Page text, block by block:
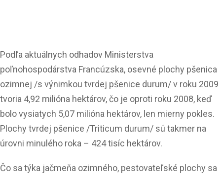
Podľa aktuálnych odhadov Ministerstva
poľnohospodárstva Francúzska, osevné plochy pšenica
ozimnej /s výnimkou tvrdej pšenice durum/ v roku 2009
tvoria 4,92 milióna hektárov, čo je oproti roku 2008, keď
bolo vysiatych 5,07 milióna hektárov, len mierny pokles.
Plochy tvrdej pšenice /Triticum durum/ sú takmer na
úrovni minulého roka – 424 tisíc hektárov.
Čo sa týka jačmeňa ozimného, pestovateľské plochy sa